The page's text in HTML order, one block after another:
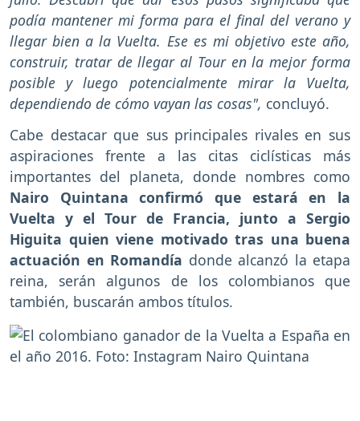
podía mantener mi forma para el final del verano y
llegar bien a la Vuelta. Ese es mi objetivo este año,
construir, tratar de llegar al Tour en la mejor forma
posible y luego potencialmente mirar la Vuelta,
dependiendo de cómo vayan las cosas", concluyó.
Cabe destacar que sus principales rivales en sus
aspiraciones frente a las citas ciclísticas más
importantes del planeta, donde nombres como
Nairo Quintana confirmó que estará en la
Vuelta y el Tour de Francia, junto a Sergio
Higuita quien viene motivado tras una buena
actuación en Romandía donde alcanzó la etapa
reina, serán algunos de los colombianos que
también, buscarán ambos títulos.